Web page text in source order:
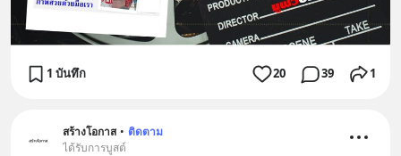
1 บันทึก 20 39 1
สร้างโอกาส • ติดตาม
ได้รับการบูสต์